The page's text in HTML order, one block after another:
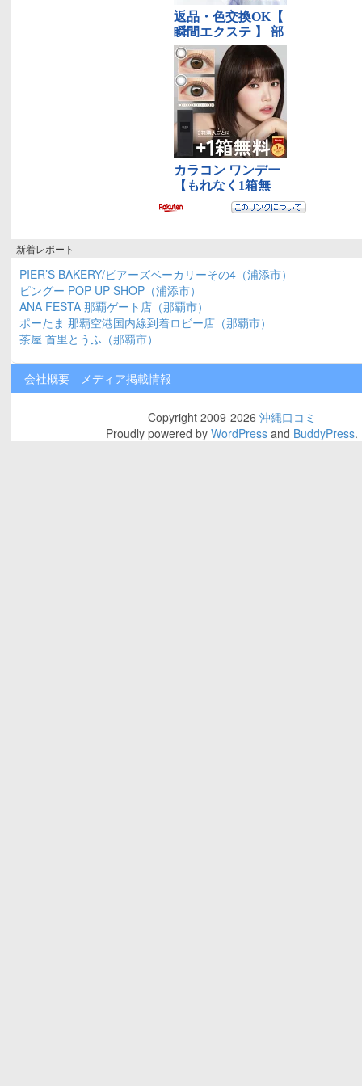
新着レポート
PIER’S BAKERY/ピアーズベーカリーその4（浦添市）
ピングー POP UP SHOP（浦添市）
ANA FESTA 那覇ゲート店（那覇市）
ポーたま 那覇空港国内線到着ロビー店（那覇市）
茶屋 首里とうふ（那覇市）
会社概要 メディア掲載情報
Copyright 2009-2026 沖縄口コミ
Proudly powered by WordPressand BuddyPress.